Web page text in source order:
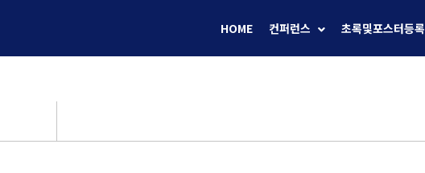
HOME 컨퍼런스 초록및포스터등록